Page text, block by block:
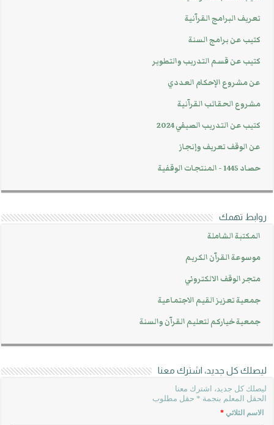
تعريف البرامج القرآنية
كتيب عن برامج السنة
كتيب عن قسم التدريب والتطوير
عن مشروع الإحكام العددي
مشروع الحقائب القرآنية
كتيب عن التدريب الصيفي 2024
عن الوقف تعريف وإنجاز
حصاد 1445 - المنتجات الوقفية
روابط تهمك
المكتبة الشاملة
موسوعة القرآن الكريم
متجر الوقف الالكتروني
جمعية تعزيز القيم الاجتماعية
جمعية خياركم لتعليم القرآن والسنة
ليصلك كل جديد، اشترك معنا
ليصلك كل جديد، اشترك معنا
الحقل المعلم بنجمة * حقل مطلوب
الاسم الثلاثي*